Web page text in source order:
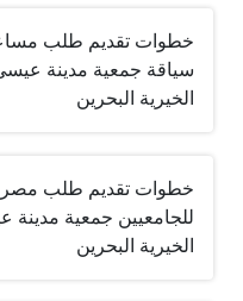
خطوات تقديم طلب
سياقة جمعية مدينة
الخيرية البحرين
خطوات تقديم طلب
للجامعيين جمعية مدينة
الخيرية البحرين